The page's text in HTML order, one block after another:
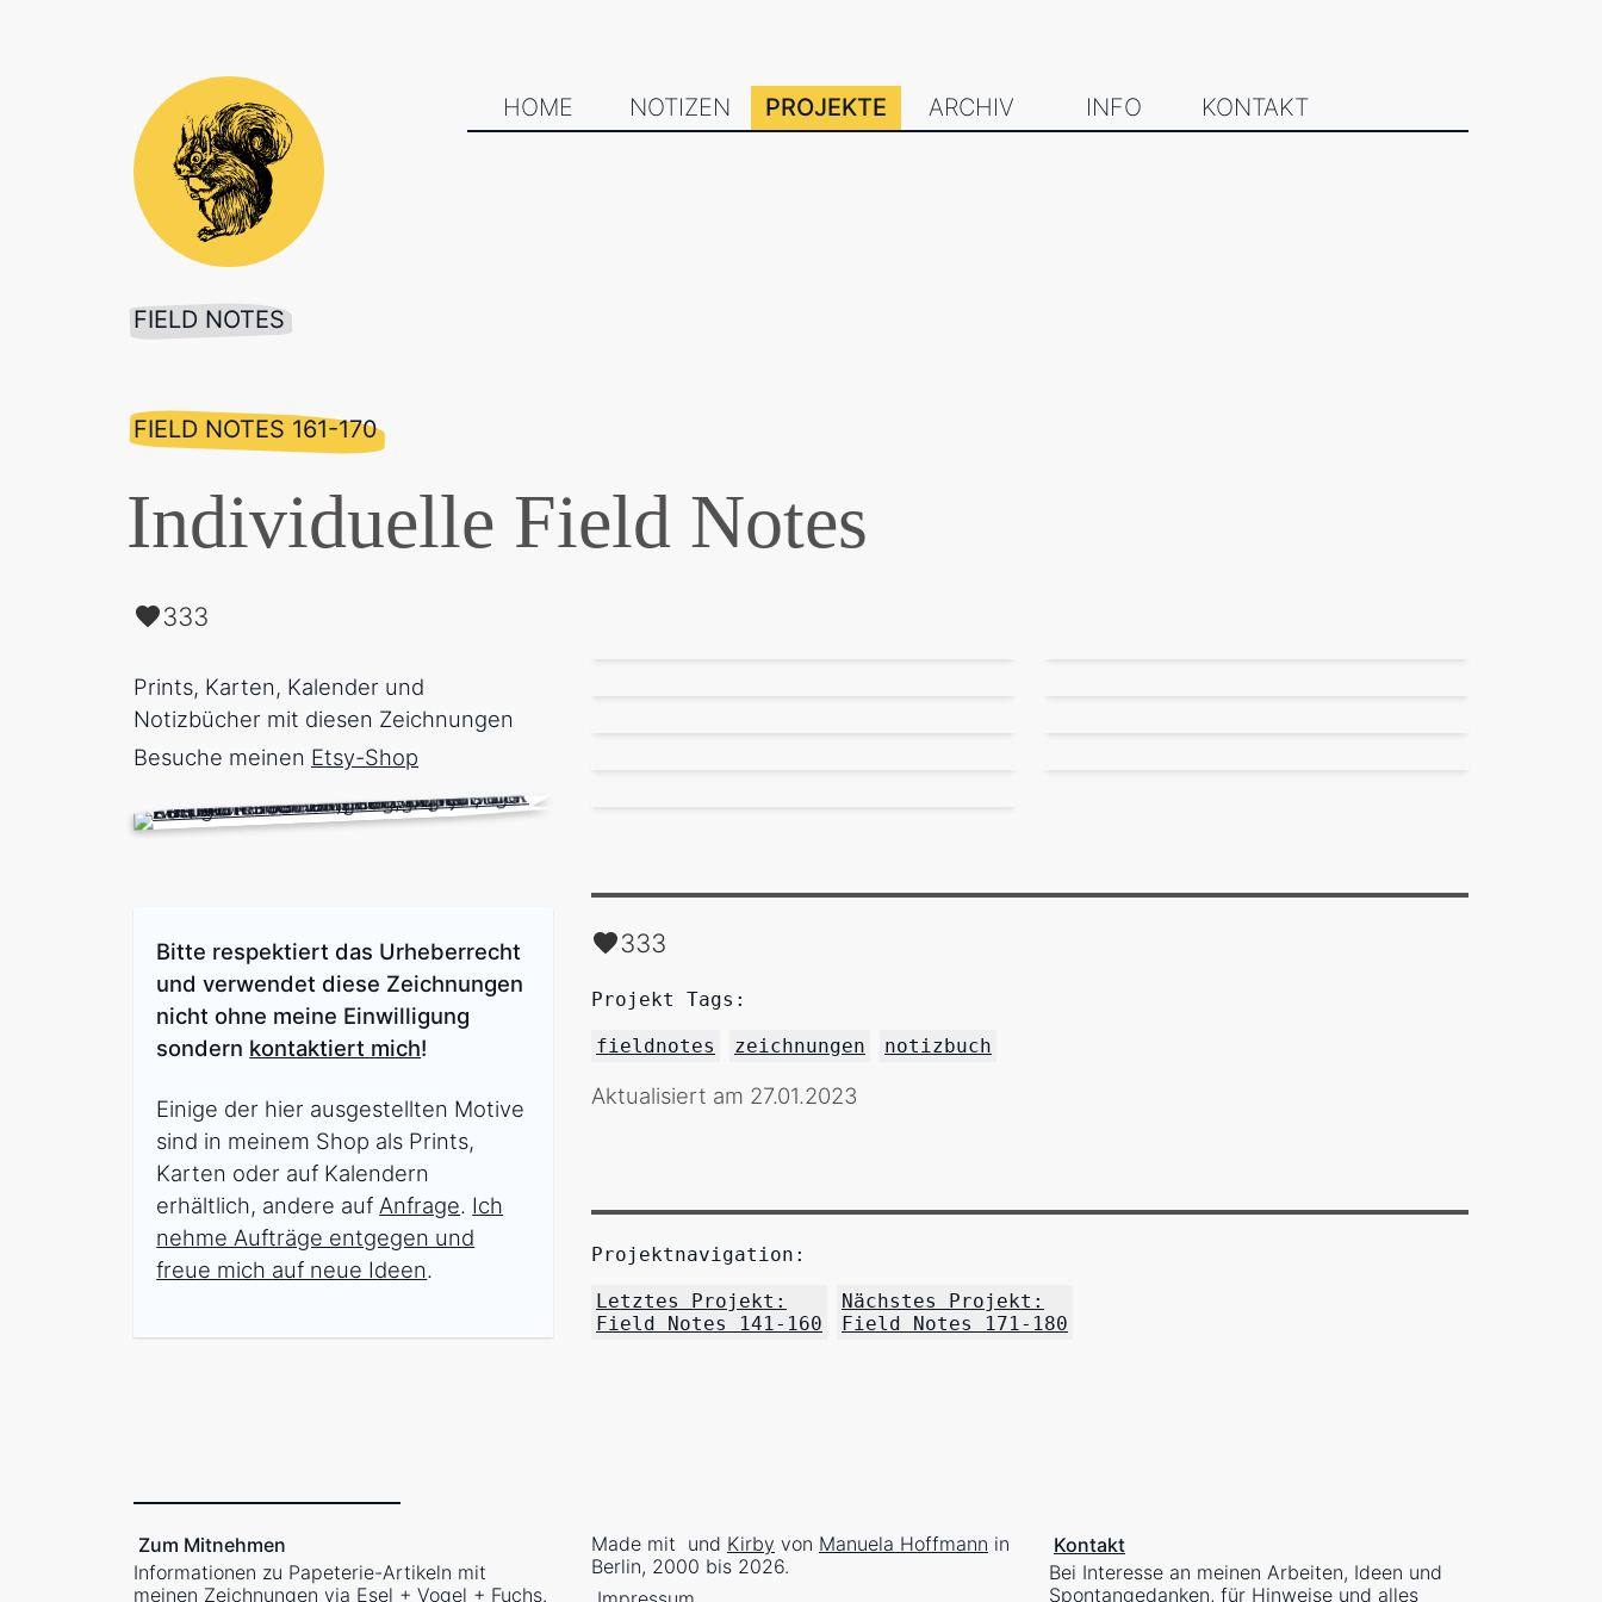
HOME NOTIZEN PROJEKTE ARCHIV INFO KONTAKT
FIELD NOTES
FIELD NOTES 161-170
Individuelle Field Notes
333
Prints, Karten, Kalender und
Notizbücher mit diesen Zeichnungen
Besuche meinen Etsy-Shop
Bitte respektiert das Urheberrecht
und verwendet diese Zeichnungen
nicht ohne meine Einwilligung
sondern kontaktiert mich!
Einige der hier ausgestellten Motive
sind in meinem Shop als Prints,
Karten oder auf Kalendern
erhältlich, andere auf Anfrage. Ich
nehme Aufträge entgegen und
freue mich auf neue Ideen.
333
Projekt Tags:
fieldnotes zeichnungen notizbuch
Aktualisiert am 27.01.2023
Projektnavigation:
Letztes Projekt:
Field Notes 141-160
Nächstes Projekt:
Field Notes 171-180
Zum Mitnehmen
Informationen zu Papeterie-Artikeln mit
meinen Zeichnungen via Esel + Vogel + Fuchs.
Made mit und Kirby von Manuela Hoffmann in
Berlin, 2000 bis 2026.
Kontakt
Bei Interesse an meinen Arbeiten, Ideen und
Spontangedanken, für Hinweise und alles